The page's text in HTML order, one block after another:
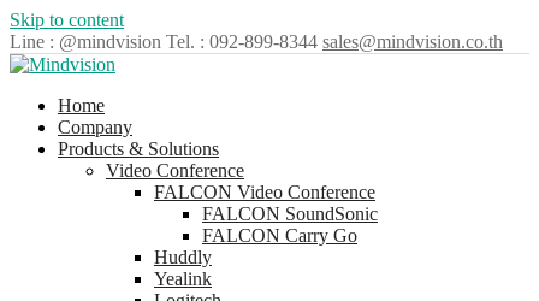
Skip to content
Line : @mindvision Tel. : 092-899-8344 sales@mindvision.co.th
Home
Company
Products & Solutions
Video Conference
FALCON Video Conference
FALCON SoundSonic
FALCON Carry Go
Huddly
Yealink